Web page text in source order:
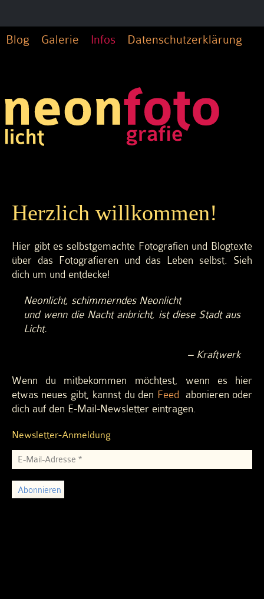
Blog Galerie Infos Datenschutzerklärung
Herzlich willkommen!
Hier gibt es selbstgemachte Fotografien und Blogtexte
über das Fotografieren und das Leben selbst. Sieh
dich um und entdecke!
Neonlicht, schimmerndes Neonlicht
und wenn die Nacht anbricht, ist diese Stadt aus
Licht.
– Kraftwerk
Wenn du mitbekommen möchtest, wenn es hier
etwas neues gibt, kannst du den Feedabonieren oder
dich auf den E-Mail-Newsletter eintragen.
Newsletter-Anmeldung